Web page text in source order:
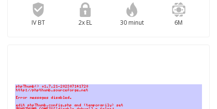
IV BT 2x EL 30 minut 6M